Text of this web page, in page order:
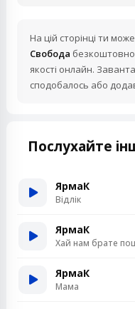
На цій сторінці ти
Свобода безкоштовно
якості онлайн.
сподобалось або
Послухайте
ЯрмаК
Відлік
ЯрмаК
Хай нам брате
ЯрмаК
Мама